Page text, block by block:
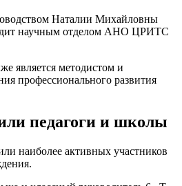
Наталии Михайловны
научным отделом АНО ЦРИТС
является методистом и
профессионального развития
педагоги и школы
наиболее активных участников